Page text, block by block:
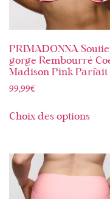
PRIMADONNA
gorge Rembourré
Madison Pink Parfait
99,99€
Choix des options